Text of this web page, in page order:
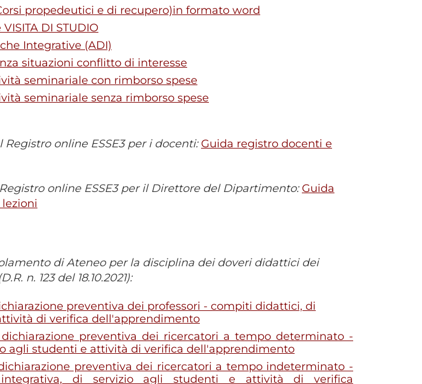
propedeutici e di recupero)in formato word
DI STUDIO
Integrative (ADI)
situazioni conflitto di interesse
seminariale con rimborso spese
seminariale senza rimborso spese
online ESSE3 per i docenti: Guida registro docenti e
online ESSE3 per il Direttore del Dipartimento: Guida
di Ateneo per la disciplina dei doveri didattici dei
n. 123 del 18.10.2021):
preventiva dei professori - compiti didattici, di
di verifica dell'apprendimento
preventiva dei ricercatori a tempo determinato -
agli studenti e attività di verifica dell'apprendimento
preventiva dei ricercatori a tempo indeterminato -
di servizio agli studenti e attività di verifica